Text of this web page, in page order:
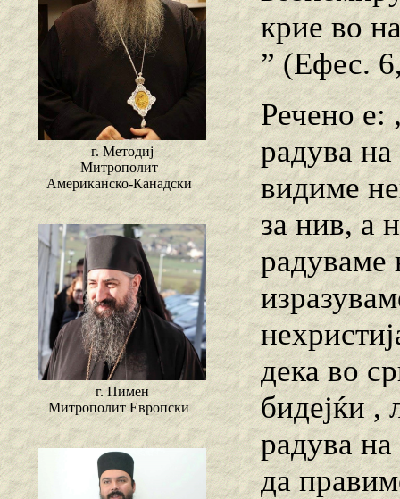
г. Методиј
Митрополит
Американско-Канадски
г. Пимен
Митрополит Европски
крие во
” (Ефес.
Речено е:
радува
видиме
за нив, а
радуваме
дека во
бидејќи ,
радува
да